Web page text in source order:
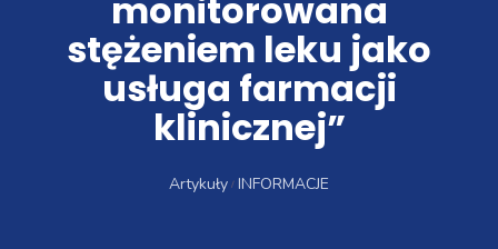
monitorowana
stężeniem leku jako
usługa farmacji
klinicznej”
Artykuły INFORMACJE